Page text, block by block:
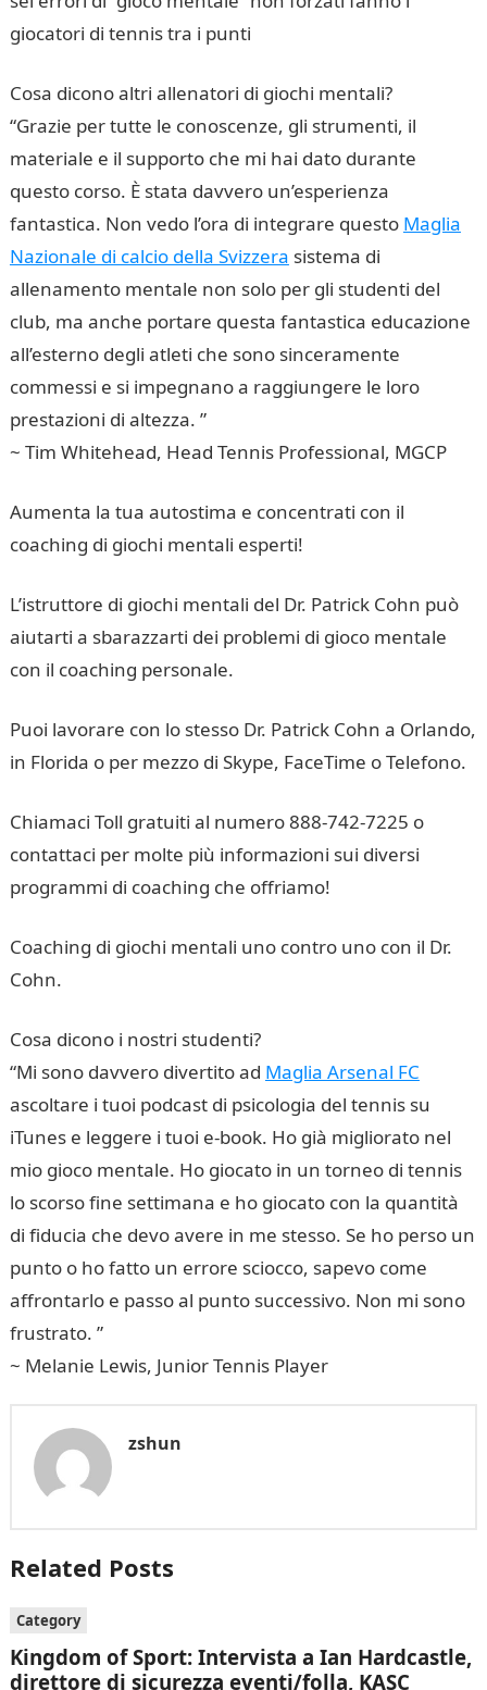
giocatori di tennis tra i punti
Cosa dicono altri allenatori di giochi mentali?
“Grazie per tutte le conoscenze, gli strumenti, il
materiale e il supporto che mi hai dato durante
questo corso. È stata davvero un’esperienza
fantastica. Non vedo l’ora di integrare questo Maglia
Nazionale di calcio della Svizzera sistema di
allenamento mentale non solo per gli studenti del
club, ma anche portare questa fantastica educazione
all’esterno degli atleti che sono sinceramente
commessi e si impegnano a raggiungere le loro
prestazioni di altezza. ”
~ Tim Whitehead, Head Tennis Professional, MGCP
Aumenta la tua autostima e concentrati con il
coaching di giochi mentali esperti!
L’istruttore di giochi mentali del Dr. Patrick Cohn può
aiutarti a sbarazzarti dei problemi di gioco mentale
con il coaching personale.
Puoi lavorare con lo stesso Dr. Patrick Cohn a Orlando,
in Florida o per mezzo di Skype, FaceTime o Telefono.
Chiamaci Toll gratuiti al numero 888-742-7225 o
contattaci per molte più informazioni sui diversi
programmi di coaching che offriamo!
Coaching di giochi mentali uno contro uno con il Dr.
Cohn.
Cosa dicono i nostri studenti?
“Mi sono davvero divertito ad Maglia Arsenal FC
ascoltare i tuoi podcast di psicologia del tennis su
iTunes e leggere i tuoi e-book. Ho già migliorato nel
mio gioco mentale. Ho giocato in un torneo di tennis
lo scorso fine settimana e ho giocato con la quantità
di fiducia che devo avere in me stesso. Se ho perso un
punto o ho fatto un errore sciocco, sapevo come
affrontarlo e passo al punto successivo. Non mi sono
frustrato. ”
~ Melanie Lewis, Junior Tennis Player
zshun
Related Posts
Category
Kingdom of Sport: Intervista a Ian Hardcastle,
direttore di sicurezza eventi/folla, KASC